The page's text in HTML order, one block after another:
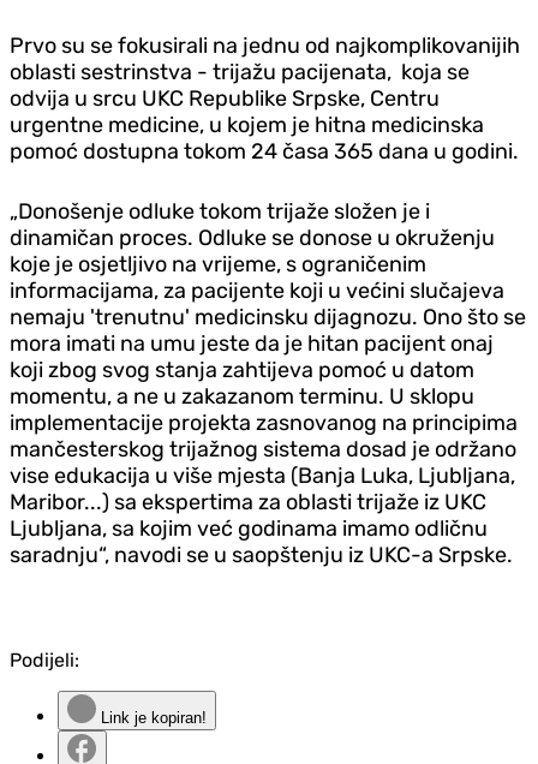
Prvo su se fokusirali na jednu od najkomplikovanijih
oblasti sestrinstva - trijažu pacijenata, koja se
odvija u srcu UKC Republike Srpske, Centru
urgentne medicine, u kojem je hitna medicinska
pomoć dostupna tokom 24 časa 365 dana u godini.
„Donošenje odluke tokom trijaže složen je i
dinamičan proces. Odluke se donose u okruženju
koje je osjetljivo na vrijeme, s ograničenim
informacijama, za pacijente koji u većini slučajeva
nemaju 'trenutnu' medicinsku dijagnozu. Ono što se
mora imati na umu jeste da je hitan pacijent onaj
koji zbog svog stanja zahtijeva pomoć u datom
momentu, a ne u zakazanom terminu. U sklopu
implementacije projekta zasnovanog na principima
mančesterskog trijažnog sistema dosad je održano
vise edukacija u više mjesta (Banja Luka, Ljubljana,
Maribor...) sa ekspertima za oblasti trijaže iz UKC
Ljubljana, sa kojim već godinama imamo odličnu
saradnju“, navodi se u saopštenju iz UKC-a Srpske.
Podijeli:
Link je kopiran!